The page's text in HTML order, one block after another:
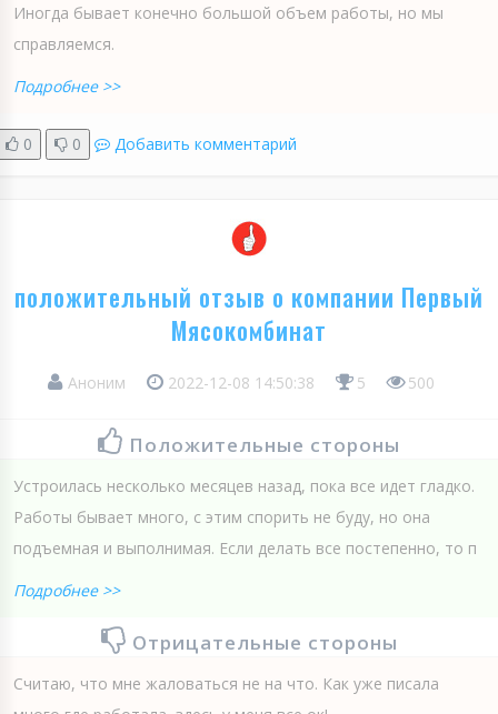
Иногда бывает конечно большой объем работы, но мы
справляемся.
Подробнее >>
0 0 Добавить комментарий
положительный отзыв о компании Первый
Мясокомбинат
Аноним 2022-12-08 14:50:38 5 500
Положительные стороны
Устроилась несколько месяцев назад, пока все идет гладко.
Работы бывает много, с этим спорить не буду, но она
подъемная и выполнимая. Если делать все постепенно, то п
Подробнее >>
Отрицательные стороны
Считаю, что мне жаловаться не на что. Как уже писала